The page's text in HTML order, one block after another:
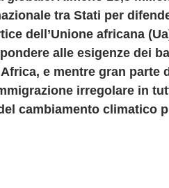
tra Stati per
dell’Unione africana
alle esigenze dei
e mentre gran parte
irregolare in
cambiamento climatico